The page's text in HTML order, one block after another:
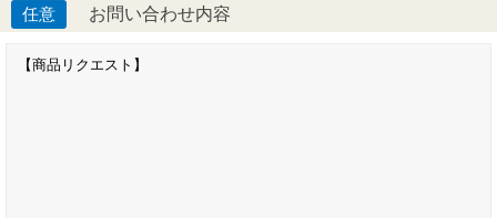
任意 お問い合わせ内容